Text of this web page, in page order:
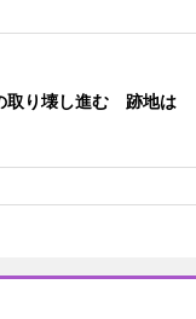
取り壊し進む 跡地は